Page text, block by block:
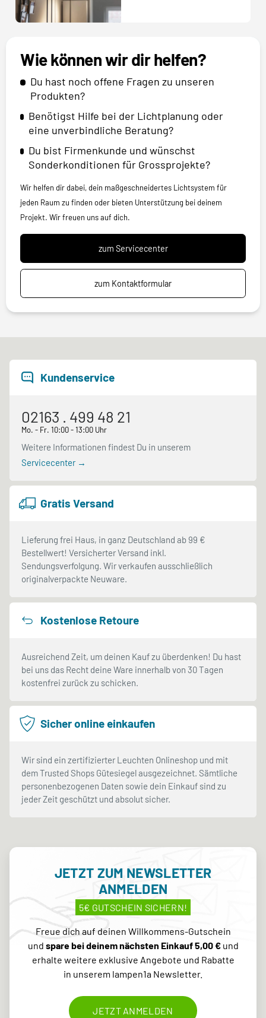
Wie können wir dir helfen?
Du hast noch offene Fragen zu unseren
Produkten?
Benötigst Hilfe bei der Lichtplanung oder
eine unverbindliche Beratung?
Du bist Firmenkunde und wünschst
Sonderkonditionen für Grossprojekte?
Wir helfen dir dabei, dein maßgeschneidertes Lichtsystem für
jeden Raum zu finden oder bieten Unterstützung bei deinem
Projekt. Wir freuen uns auf dich.
zum Servicecenter
zum Kontaktformular
Kundenservice
02163 . 499 48 21
Mo. - Fr. 10:00 - 13:00 Uhr
Weitere Informationen findest Du in unserem
Servicecenter →
Gratis Versand
Lieferung frei Haus, in ganz Deutschland ab 99 €
Bestellwert! Versicherter Versand inkl.
Sendungsverfolgung. Wir verkaufen ausschließlich
originalverpackte Neuware.
Kostenlose Retoure
Ausreichend Zeit, um deinen Kauf zu überdenken! Du hast
bei uns das Recht deine Ware innerhalb von 30 Tagen
kostenfrei zurück zu schicken.
Sicher online einkaufen
Wir sind ein zertifizierter Leuchten Onlineshop und mit
dem Trusted Shops Gütesiegel ausgezeichnet. Sämtliche
personenbezogenen Daten sowie dein Einkauf sind zu
jeder Zeit geschützt und absolut sicher.
JETZT ZUM NEWSLETTER
ANMELDEN
5€ GUTSCHEIN SICHERN!
Freue dich auf deinen Willkommens-Gutschein
und spare bei deinem nächsten Einkauf 5,00 €und
erhalte weitere exklusive Angebote und Rabatte
in unserem lampen1a Newsletter.
JETZT ANMELDEN